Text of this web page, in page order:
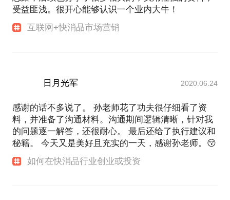
受益匪浅。很开心能够认识一个业内大牛！
互联网+快消品市场营销
日月光军 2020.06.24
感谢的话不多说了。 孙老师花了功夫很仔细看了资
料，并准备了沟通材料。沟通期间逻辑清晰，针对我
的问题逐一解答，还很耐心。 最后还给了执行建议和
秘籍。 今天又是美好且充实的一天，感谢孙老师。😚
如何在快消品行业创业或投资